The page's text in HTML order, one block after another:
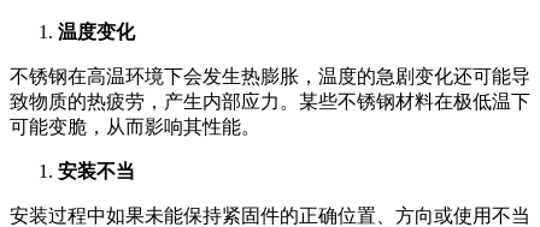
温度变化
不锈钢在高温环境下会发生热膨胀，温度的急剧变化还可能导
致物质的热疲劳，产生内部应力。某些不锈钢材料在极低温下
可能变脆，从而影响其性能。
安装不当
安装过程中如果未能保持紧固件的正确位置、方向或使用不当